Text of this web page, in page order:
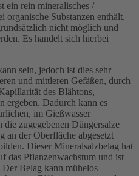
ein rein mineralisches /
organische Substanzen enthält.
nicht möglich und
Es handelt sich hierbei
sein, jedoch ist dies sehr
und mittleren Gefäßen, durch
des Blähtons,
ergeben. Dadurch kann es
im Gießwasser
die zugegebenen Düngersalze
an der Oberfläche abgesetzt
Dieser Mineralsalzbelag hat
das Pflanzenwachstum und ist
Belag kann mühelos